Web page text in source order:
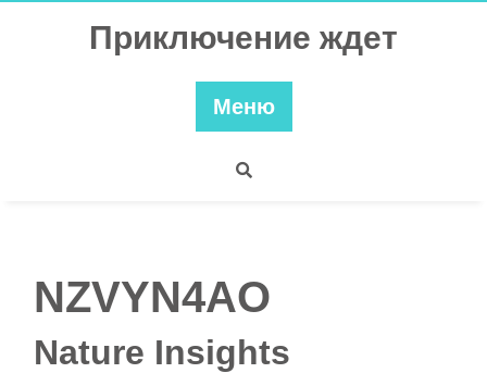
Приключение ждет
Меню
NZVYN4AO
Nature Insights